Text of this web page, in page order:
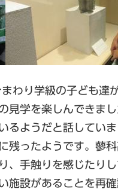
り学級の子ども達
見学を楽しんできま
るようだと話してい
残ったようです。蓼
、手触りを感じたり
施設があることを再